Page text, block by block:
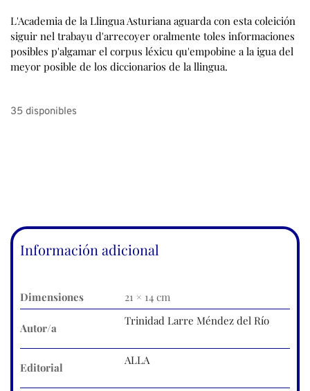
L'Academia de la Llingua Asturiana aguarda con esta coleición
siguir nel trabayu d'arrecoyer oralmente toles informaciones
posibles p'algamar el corpus léxicu qu'empobine a la igua del
meyor posible de los diccionarios de la llingua.
35 disponibles
Información adicional
Dimensiones 21 × 14 cm
Autor/a
Trinidad Larre Méndez del Río
Editorial
ALLA